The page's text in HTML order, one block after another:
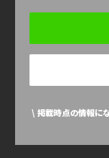
\ 掲載時点の情報に